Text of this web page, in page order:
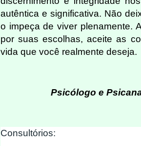
autêntica e significativa. Não
o impeça de viver plenamente.
por suas escolhas, aceite as
vida que você realmente deseja.
Psicólogo e
Consultórios: